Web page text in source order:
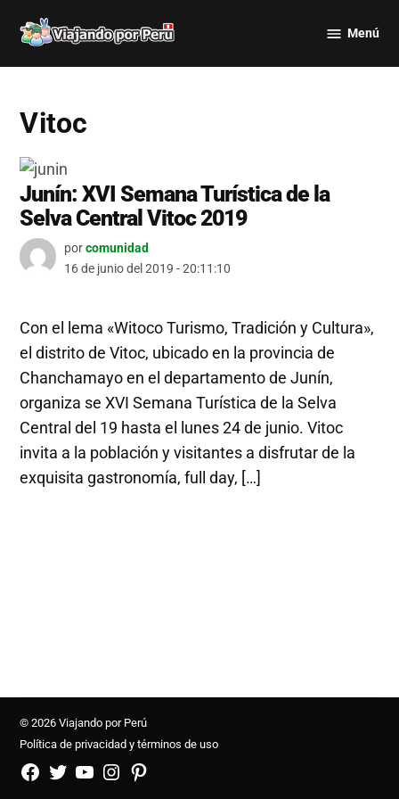
por Perú
Menú
Vitoc
Junín: XVI Semana Turística de la
Selva Central Vitoc 2019
porcomunidad
16 de junio del 2019 - 20:11:10
Con el lema «Witoco Turismo, Tradición y Cultura»,
el distrito de Vitoc, ubicado en la provincia de
Chanchamayo en el departamento de Junín,
organiza se XVI Semana Turística de la Selva
Central del 19 hasta el lunes 24 de junio. Vitoc
invita a la población y visitantes a disfrutar de la
exquisita gastronomía, full day, […]
© 2026 Viajando por Perú
Política de privacidad y términos de uso
FB
TW YouTubeInstagramPinterest